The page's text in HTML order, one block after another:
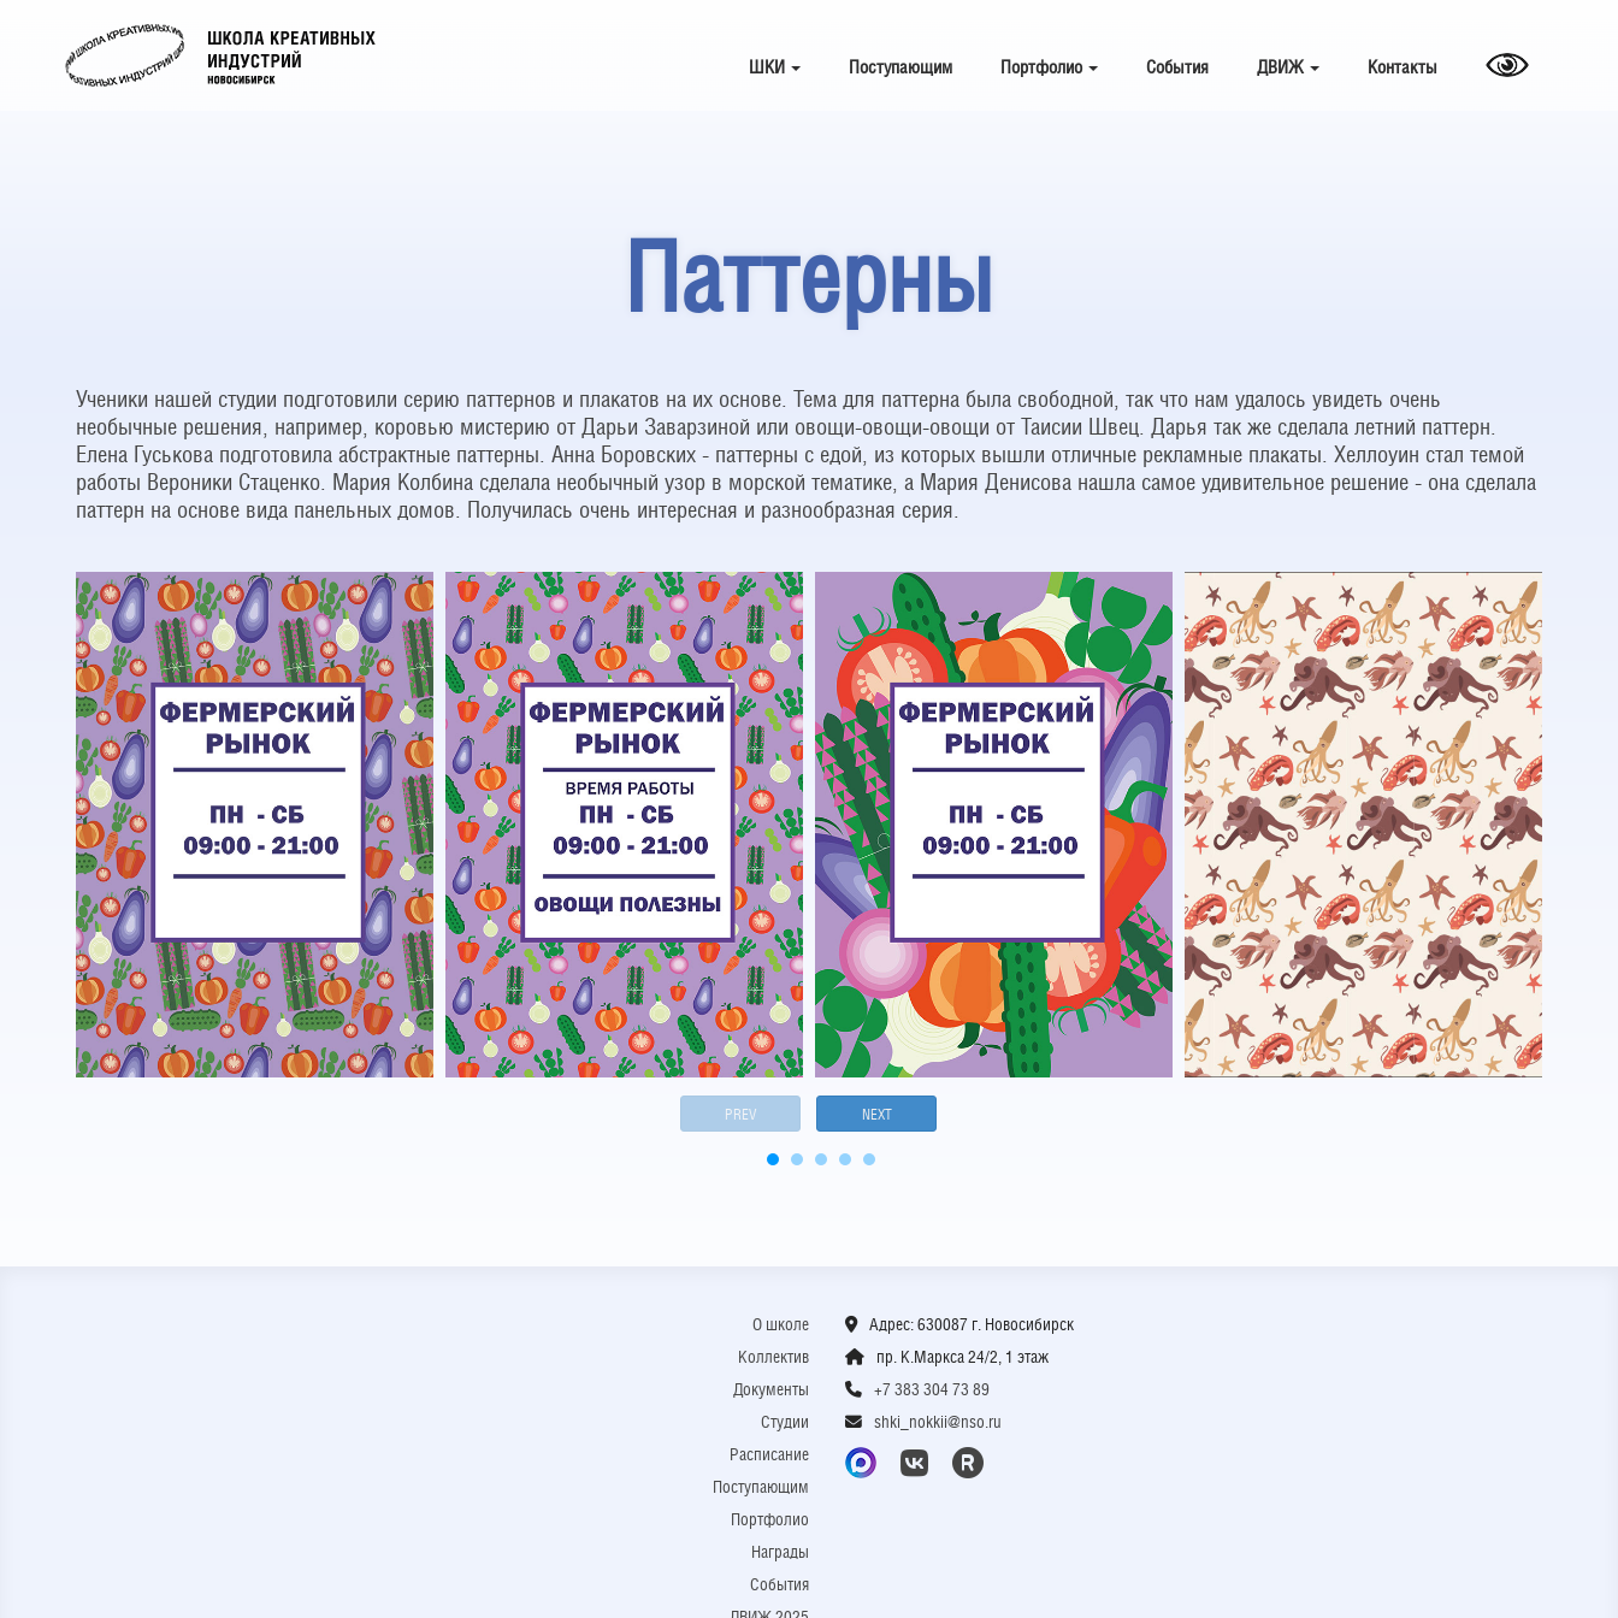
ШКИ Поступающим Портфолио События ДВИЖ Контакты
Паттерны
Ученики нашей студии подготовили серию паттернов и плакатов на их основе. Тема для паттерна была свободной, так что нам удалось увидеть очень
необычные решения, например, коровью мистерию от Дарьи Заварзиной или овощи-овощи-овощи от Таисии Швец. Дарья так же сделала летний паттерн.
Елена Гуськова подготовила абстрактные паттерны. Анна Боровских - паттерны с едой, из которых вышли отличные рекламные плакаты. Хеллоуин стал темой
работы Вероники Стаценко. Мария Колбина сделала необычный узор в морской тематике, а Мария Денисова нашла самое удивительное решение - она сделала
паттерн на основе вида панельных домов. Получилась очень интересная и разнообразная серия.
PREV NEXT
О школе
Коллектив
Документы
Студии
Расписание
Поступающим
Портфолио
Награды
События
Адрес: 630087 г. Новосибирск
пр. К.Маркса 24/2, 1 этаж
+7 383 304 73 89
shki_nokkii@nso.ru